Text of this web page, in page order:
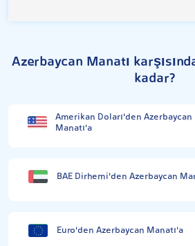
Azerbaycan Manatı
kadar?
Amerikan Doları'den Azerbaycan
Manatı'a
BAE Dirhemi'den Azerbaycan
Euro'den Azerbaycan Manatı'a